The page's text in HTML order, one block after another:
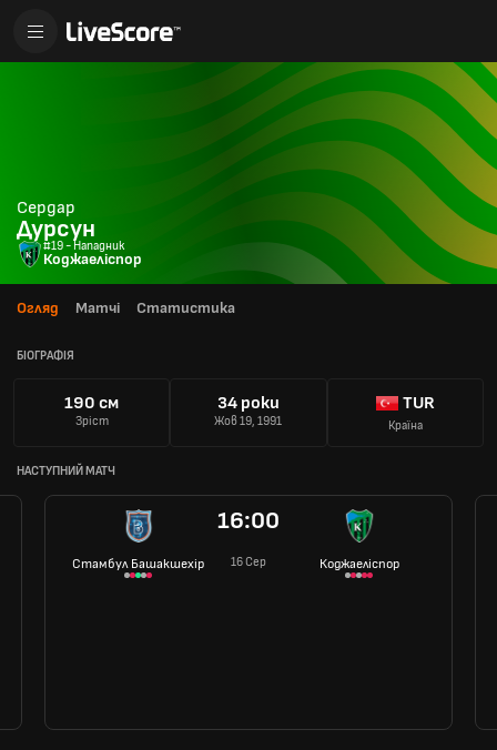
Сердар
Дурсун
#19 - Нападник
Коджаеліспор
Огляд Матчі Статистика
БІОГРАФІЯ
190 см
Зріст
34 роки
Жов 19, 1991
TUR
Країна
НАСТУПНИЙ МАТЧ
Стамбул Башакшехір
16:00
16 Сер Коджаеліспор